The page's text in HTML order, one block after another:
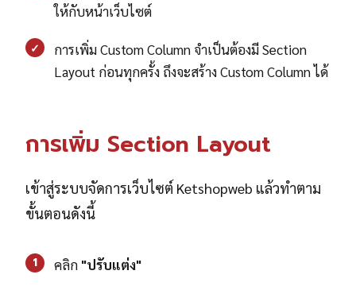
ให้กับหน้าเว็บไซต์
✓
การเพิ่ม Custom Column จำเป็นต้องมี Section
Layout ก่อนทุกครั้ง ถึงจะสร้าง Custom Column ได้
การเพิ่ม Section Layout
เข้าสู่ระบบจัดการเว็บไซต์ Ketshopweb แล้วทำตาม
ขั้นตอนดังนี้
1 คลิก "ปรับแต่ง"